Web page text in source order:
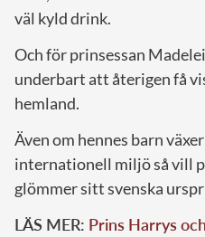
väl kyld drink.
Och för prinsessan
underbart att återigen få
hemland.
Även om hennes barn
internationell miljö så vill
glömmer sitt svenska
LÄS MER: Prins Harrys